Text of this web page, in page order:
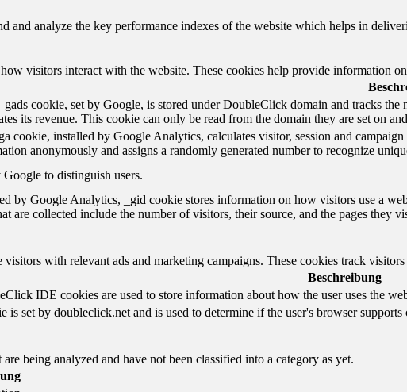
and analyze the key performance indexes of the website which helps in
visitors interact with the website. These cookies help provide information
cookie, set by Google, is stored under DoubleClick domain and tracks the
its revenue. This cookie can only be read from the domain they are set on
cookie, installed by Google Analytics, calculates visitor, session and
anonymously and assigns a randomly generated number to recognize
Google to distinguish users.
by Google Analytics, _gid cookie stores information on how visitors use a
are collected include the number of visitors, their source, and the pages they
with relevant ads and marketing campaigns. These cookies track
Beschreibung
IDE cookies are used to store information about how the user uses the
is set by doubleclick.net and is used to determine if the user's browser supports
being analyzed and have not been classified into a category as yet.